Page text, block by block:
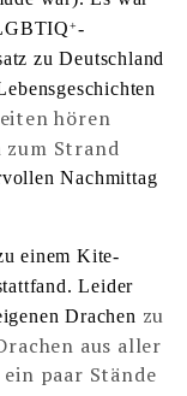
+-
zu Deutschland
hören
zum Strand
Nachmittag
einem Kite-
Leider
Drachen zu
aus aller
paar Stände